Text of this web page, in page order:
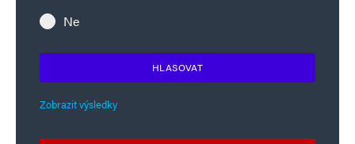
Ne
HLASOVAT
Zobrazit výsledky